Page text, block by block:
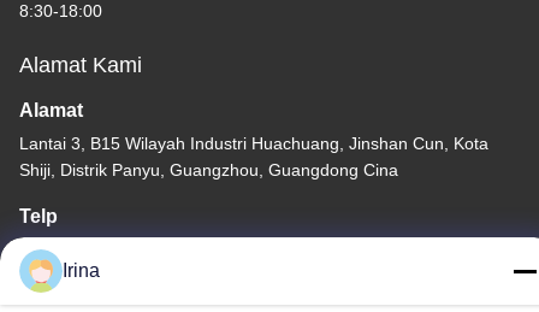
8:30-18:00
Alamat Kami
Alamat
Lantai 3, B15 Wilayah Industri Huachuang, Jinshan Cun, Kota
Shiji, Distrik Panyu, Guangzhou, Guangdong Cina
Telp
86-020-3156-0583
Irina